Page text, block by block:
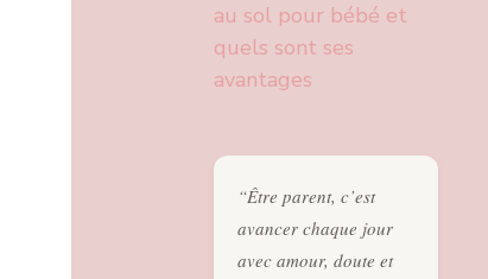
au sol pour bébé et
quels sont ses
avantages
“Être parent, c’est
avancer chaque jour
avec amour, doute et